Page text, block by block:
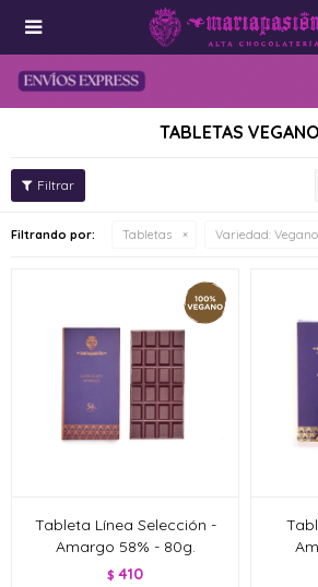

TABLETAS
Filtrando por: Tabletas Variedad:
Tableta Línea Selección -
Amargo 58% - 80g.
$ 410